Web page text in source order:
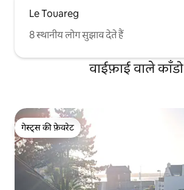
Le Touareg
8 स्थानीय लोग सुझाव देते हैं
वाईफ़ाई वाले काँडो
गेस्ट्स की फ़ेवरेट
गेस्ट्स की फ़ेवरेट